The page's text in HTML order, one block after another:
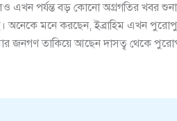
পর্যন্ত বড় কোনো অগ্রগতির খবর
অনেকে মনে করছেন, ইব্রাহিম এখন
জনগণ তাকিয়ে আছেন দাসত্ব থেকে